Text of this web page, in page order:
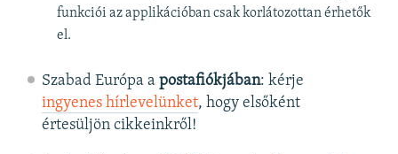
funkciói az applikációban csak korlátozottan érhetők
el.
Szabad Európa a postafiókjában: kérje
ingyenes hírlevelünket, hogy elsőként
értesüljön cikkeinkről!